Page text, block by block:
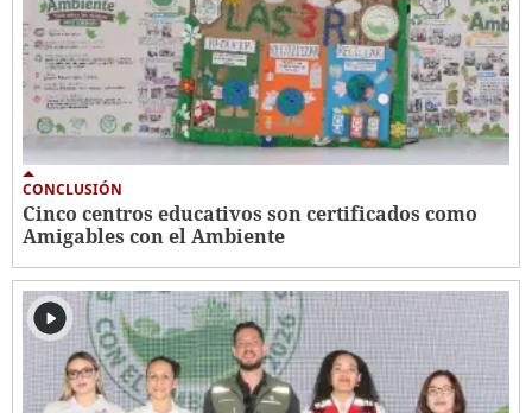
CONCLUSIÓN
Cinco centros educativos son certificados como
Amigables con el Ambiente